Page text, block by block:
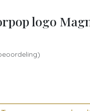
logo